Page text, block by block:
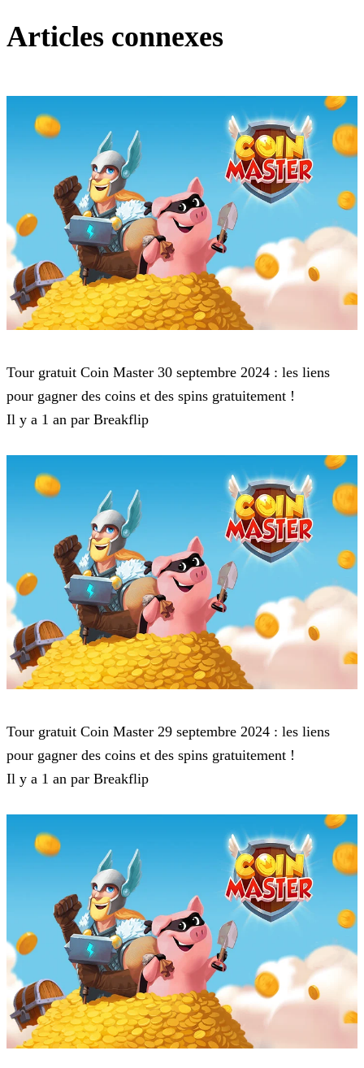
Articles connexes
Tour gratuit Coin Master 30 septembre 2024 : les liens
pour gagner des coins et des spins gratuitement !
Il y a 1 an par Breakflip
Tour gratuit Coin Master 29 septembre 2024 : les liens
pour gagner des coins et des spins gratuitement !
Il y a 1 an par Breakflip